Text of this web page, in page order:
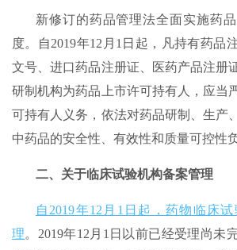
新修订的药品管理法全面实施药
度。自2019年12月1日起，凡持有药品
文号、进口药品注册证、医药产品注册
研制机构为药品上市许可持有人，应当
可持有人义务，依法对药品研制、生产
中药品的安全性、有效性和质量可控性负
二、关于临床试验机构备案管理
自2019年12月1日起，药物临床
理。2019年12月1日以前已经受理尚未